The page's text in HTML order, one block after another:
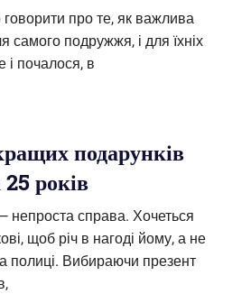
про те, як важлива
самого подружжя, і для їхніх
і почалося, в
подарунків
25 років
непроста справа. Хочеться
щоб річ в нагоді йому, а не
полиці. Вибираючи презент